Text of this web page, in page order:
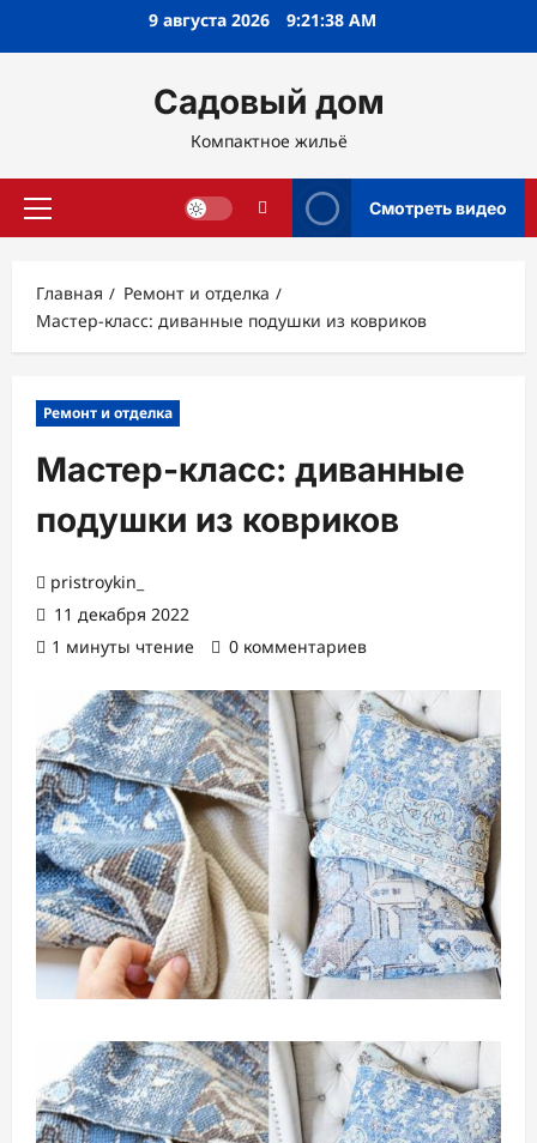
9 августа 2026 9:21:40 AM
Садовый дом
Компактное жильё
Основное
Смотреть видео
Главная
Ремонт и отделка
Мастер-класс: диванные подушки из ковриков
Ремонт и отделка
Мастер-класс: диванные
подушки из ковриков
pristroykin_
11 декабря 2022
1 минуты чтение
0 комментариев